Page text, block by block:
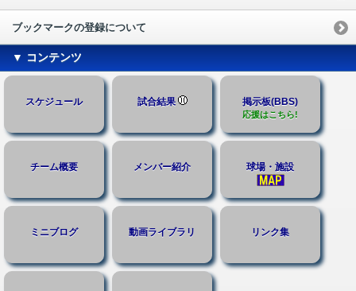
ブックマークの登録について
▼ コンテンツ
スケジュール 試合結果 掲示板(BBS)
応援はこちら!
チーム概要 メンバー紹介 球場・施設
ミニブログ 動画ライブラリ リンク集